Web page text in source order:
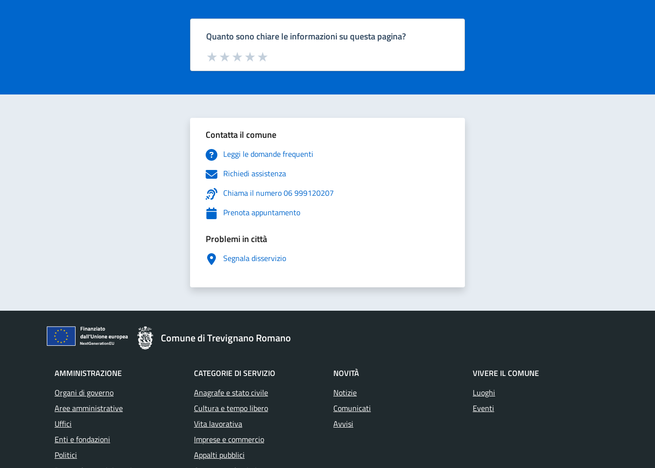
Quanto sono chiare le informazioni su questa pagina?
Valuta da 1 a 5 stelle la pagina
Valuta 5 stelle su 5
Valuta 4 stelle su 5
Valuta 3 stelle su 5
Valuta 2 stelle su 5
Valuta 1 stelle su 5
Contatta il comune
Leggi le domande frequenti
Richiedi assistenza
Chiama il numero 06 999120207
Prenota appuntamento
Problemi in città
Segnala disservizio
Comune di Trevignano Romano
AMMINISTRAZIONE
Organi di governo
Aree amministrative
Uffici
Enti e fondazioni
Politici
CATEGORIE DI SERVIZIO
Anagrafe e stato civile
Cultura e tempo libero
Vita lavorativa
Imprese e commercio
Appalti pubblici
NOVITÀ
Notizie
Comunicati
Avvisi
VIVERE IL COMUNE
Luoghi
Eventi